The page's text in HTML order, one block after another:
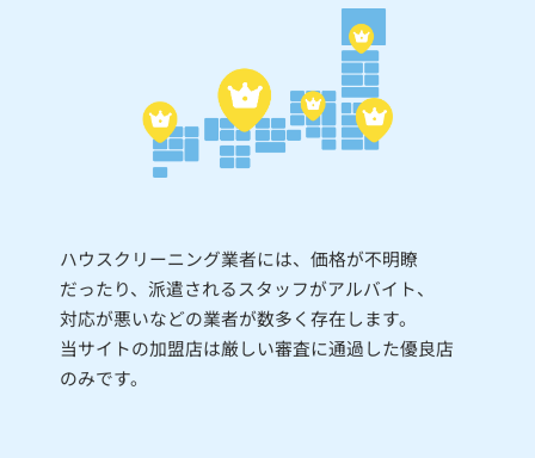
ハウスクリーニング業者には、価格が不明瞭
だったり、派遣されるスタッフがアルバイト、
対応が悪いなどの業者が数多く存在します。
当サイトの加盟店は厳しい審査に通過した優良店
のみです。